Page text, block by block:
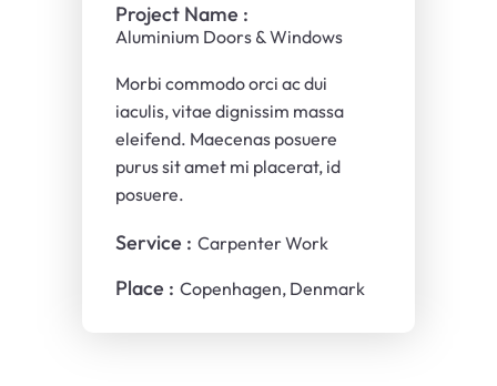
Project Name :
Aluminium Doors & Windows
Morbi commodo orci ac dui
iaculis, vitae dignissim massa
eleifend. Maecenas posuere
purus sit amet mi placerat, id
posuere.
Service : Carpenter Work
Place : Copenhagen, Denmark